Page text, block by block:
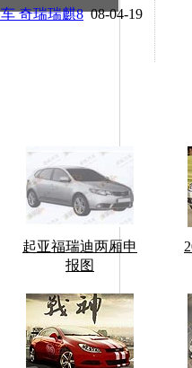
08-04-19
奇瑞瑞麒8
起亚福瑞迪两厢申
报图